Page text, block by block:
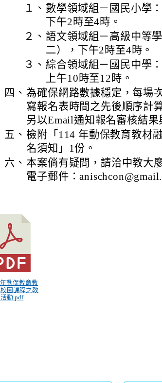
１、 數學領域組－國民小學
下午2時至4時。
２、 語文領域組－高級中等
二），下午2時至4時。
３、 綜合領域組－國民中學
上午10時至12時。
四、 為確保網路數據穩定，每場
寫報名表時間之先後順序計
另以Email通知報名審核結果
五、 檢附「114 年動保教育教材
名須知」1份。
六、 本案倘有疑問，請洽中教大
電子郵件：
動保教育教
園課程之教
動.pdf